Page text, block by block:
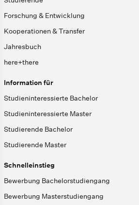
Forschung & Entwicklung
Kooperationen & Transfer
Jahresbuch
here+there
Information für
Studieninteressierte Bachelor
Studieninteressierte Master
Studierende Bachelor
Studierende Master
Schnelleinstieg
Bewerbung Bachelorstudiengang
Bewerbung Masterstudiengang